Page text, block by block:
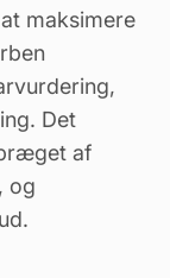
maksimere
Det
af
og